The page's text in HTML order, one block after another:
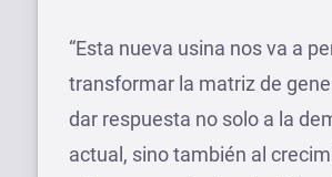
“Esta nueva usina nos va a
transformar la matriz de
dar respuesta no solo a la
actual, sino también al